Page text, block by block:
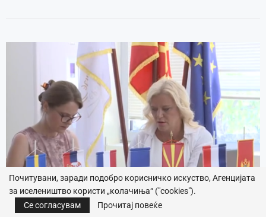
Почитувани, заради подобро корисничко искуство, Агенцијата
за иселеништво користи „колачиња“ ("cookies").
Се согласувам
Прочитај повеќе